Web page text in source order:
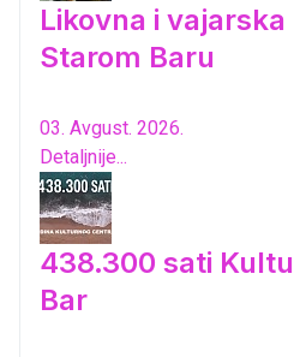
Likovna i
Starom Baru
03. Avgust. 2026.
Detaljnije...
438.300 sati
Bar